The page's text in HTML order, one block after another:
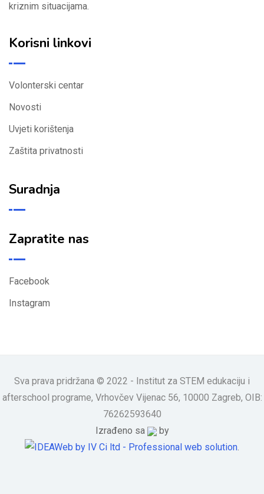
kriznim situacijama.
Korisni linkovi
Volonterski centar
Novosti
Uvjeti korištenja
Zaštita privatnosti
Suradnja
Zapratite nas
Facebook
Instagram
Sva prava pridržana © 2022 - Institut za STEM edukaciju i
afterschool programe, Vrhovčev Vijenac 56, 10000 Zagreb, OIB:
76262593640
Izrađeno sa
by
.